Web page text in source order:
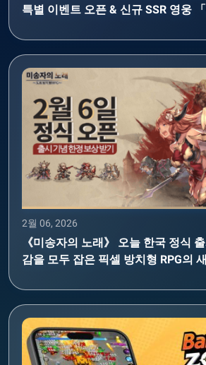
특별 이벤트 오픈 & 신규 SSR 영웅
2월 06, 2026
《미송자의 노래》 오늘 한국 정식
감을 모두 잡은 픽셀 방치형 RPG의